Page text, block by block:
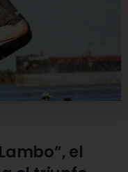
el